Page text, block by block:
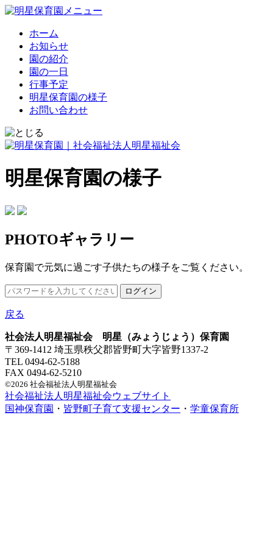
ホーム
お知らせ
園の紹介
園の一日
行事予定
明星保育園の様子
お問い合わせ
明星保育園の様子
PHOTOギャラリー
保育園で元気に過ごす子供たちの様子をご覧ください。
戻る
社会法人明星福祉会 明星（みょうじょう）保育園
〒369-1412 埼玉県秩父郡皆野町大字皆野1337-2
TEL 0494-62-5188
FAX 0494-62-5210
©2026 社会福祉法人明星福祉会
社会福祉法人明星福祉会ウェブサイト
国神保育園 ・ 皆野町子育て支援センター ・ 学童保育所